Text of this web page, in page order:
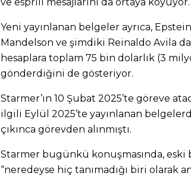
Yeni yayınlanan belgeler ayrıca,
Mandelson ve şimdiki Reinaldo Avila da
hesaplara toplam 75 bin dolarlık (3
gönderdiğini de gösteriyor.
Starmer’ın 10 Şubat 2025’te göreve
ilgili Eylül 2025’te yayınlanan
çıkınca görevden alınmıştı.
Starmer bugünkü konuşmasında, eski
“neredeyse hiç tanımadığı biri olarak